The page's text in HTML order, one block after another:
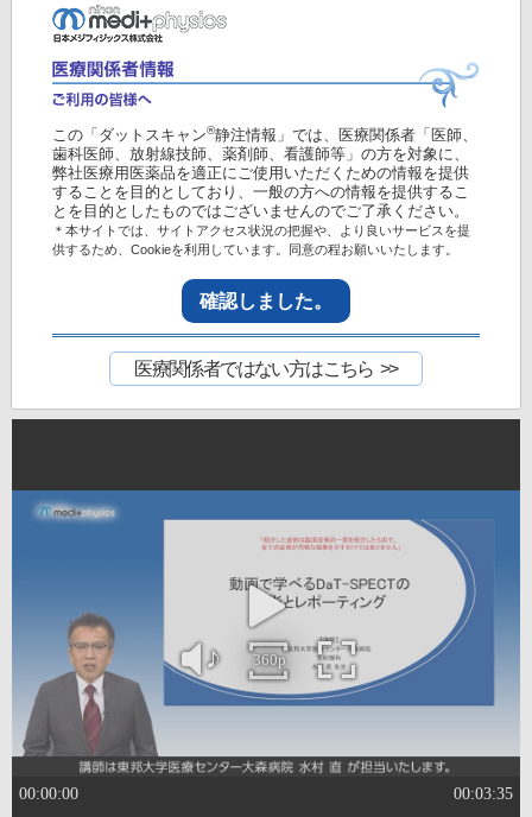
● 掲載されている薬剤の使用にあたっては、各製剤の最
新の電子添文を参照ください。
● 紹介した症例は臨床症例の一部を紹介したもので、全
ての症例が同様な結果を示すわけではありません。
● DaTViewによる画像解析は「核医学画像解析ソフトウ
ェア medi＋FALCON」
※を使用することで実施可能で
DaT-SPECTの集積機序と画像表示につい
この「ダットスキャン®静注情報」では、医療関係者「医師、
歯科医師、放射線技師、薬剤師、看護師等」の方を対象に、
弊社医療用医薬品を適正にご使用いただくための情報を提供
することを目的としており、一般の方への情報を提供するこ
とを目的としたものではございませんのでご了承ください。
＊本サイトでは、サイトアクセス状況の把握や、より良いサービスを提
供するため、Cookieを利用しています。同意の程お願いいたします。
確認しました。
医療関係者ではない方はこちら